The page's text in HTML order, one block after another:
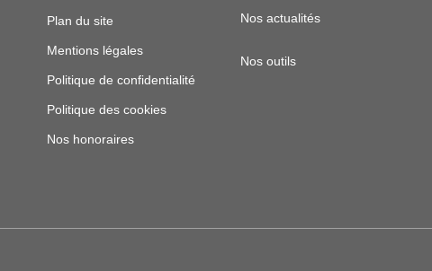
Plan du site
Mentions légales
Politique de confidentialité
Politique des cookies
Nos honoraires
Nos actualités
Nos outils